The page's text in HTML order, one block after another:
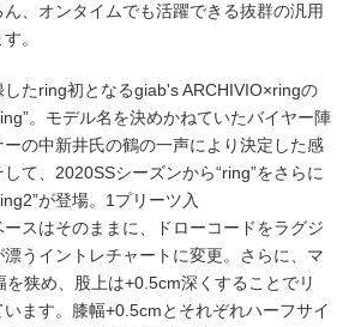
ん、オンタイムでも活躍できる抜群の汎用
。
たring初となるgiab's ARCHIVIO×ringの
。モデル名を決めかねていたバイヤー陣
の中新井氏の鶴の一声により決定した感
て、2020SSシーズンから“ring”をさらに
が登場。1プリーツ入
ースはそのままに、ドローコードをラグジ
漂うイントレチャートに変更。さらに、マ
狭め、股上は+0.5cm深くすることでリ
ます。膝幅+0.5cmとそれぞれハーフサイ